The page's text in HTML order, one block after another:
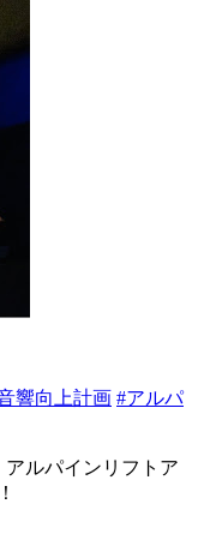
響向上計画 #アルパ
アルパインリフトア